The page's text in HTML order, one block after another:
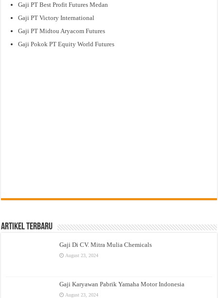
Gaji PT Best Profit Futures Medan
Gaji PT Victory International
Gaji PT Midtou Aryacom Futures
Gaji Pokok PT Equity World Futures
Artikel Terbaru
Gaji Di CV. Mitra Mulia Chemicals
August 23, 2024
Gaji Karyawan Pabrik Yamaha Motor Indonesia
August 23, 2024